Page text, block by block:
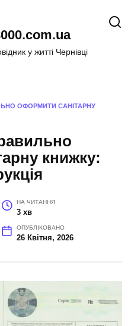
у житті Чернівці
ОФОРМИТИ САНІТАРНУ
книжку:
НА ЧИТАННЯ
3 хв
ОПУБЛІКОВАНО
26 Квітня, 2026